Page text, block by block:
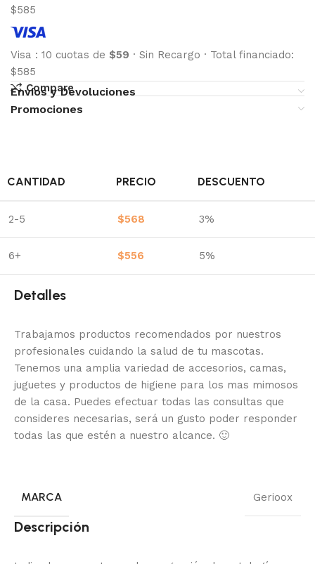
$585
Visa : 10 cuotas de $59 · Sin Recargo · Total financiado:
$585
Compare
Envíos y Devoluciones
Promociones
CANTIDAD PRECIO DESCUENTO
2-5 $568 3%
6+ $556 5%
Detalles
Trabajamos productos recomendados por nuestros
profesionales cuidando la salud de tu mascotas.
Tenemos una amplia variedad de accesorios, camas,
juguetes y productos de higiene para los mas mimosos
de la casa. Puedes efectuar todas las consultas que
consideres necesarias, será un gusto poder responder
todas las que estén a nuestro alcance. 🙂
MARCA Gerioox
Descripción